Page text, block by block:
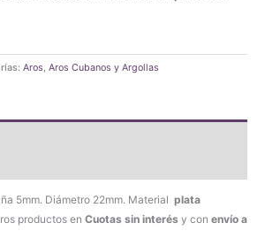
$65.350,50.
Aros, Aros Cubanos y Argollas
5mm. Diámetro 22mm. Material plata
productos en Cuotas sin interés y con envío a